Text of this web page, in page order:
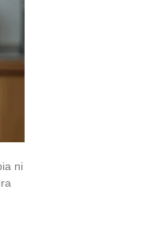
ni